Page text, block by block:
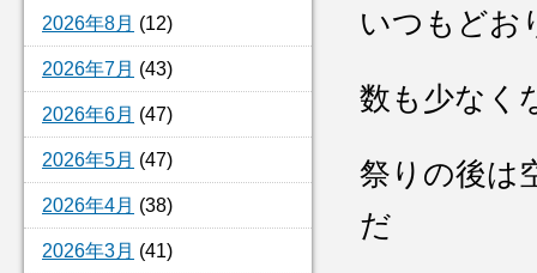
2026年8月 (12)
2026年7月 (43)
2026年6月 (47)
2026年5月 (47)
2026年4月 (38)
2026年3月 (41)
いつもどお
数も少なく
祭りの後は
だ